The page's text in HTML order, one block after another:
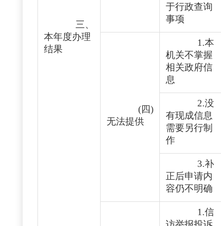
三、
本年度办理
结果
于行政查询
事项
(四)
无法提供
1.本
机关不掌握
相关政府信
息
2.没
有现成信息
需要另行制
作
3.补
正后申请内
容仍不明确
1.信